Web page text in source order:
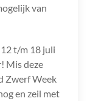
van
t/m 18 juli
Mis deze
Zwerf Week
en zeil met